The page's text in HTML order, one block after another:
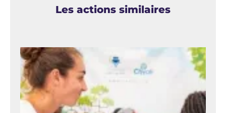
Les actions similaires